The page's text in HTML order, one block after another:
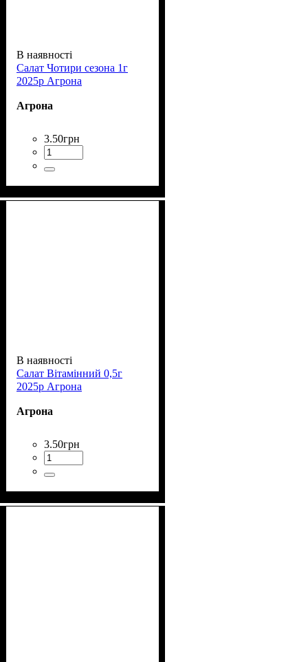
В наявності
Салат Чотири сезона 1г
2025р Агрона
Агрона
3.50грн
В наявності
Салат Вітамінний 0,5г
2025р Агрона
Агрона
3.50грн